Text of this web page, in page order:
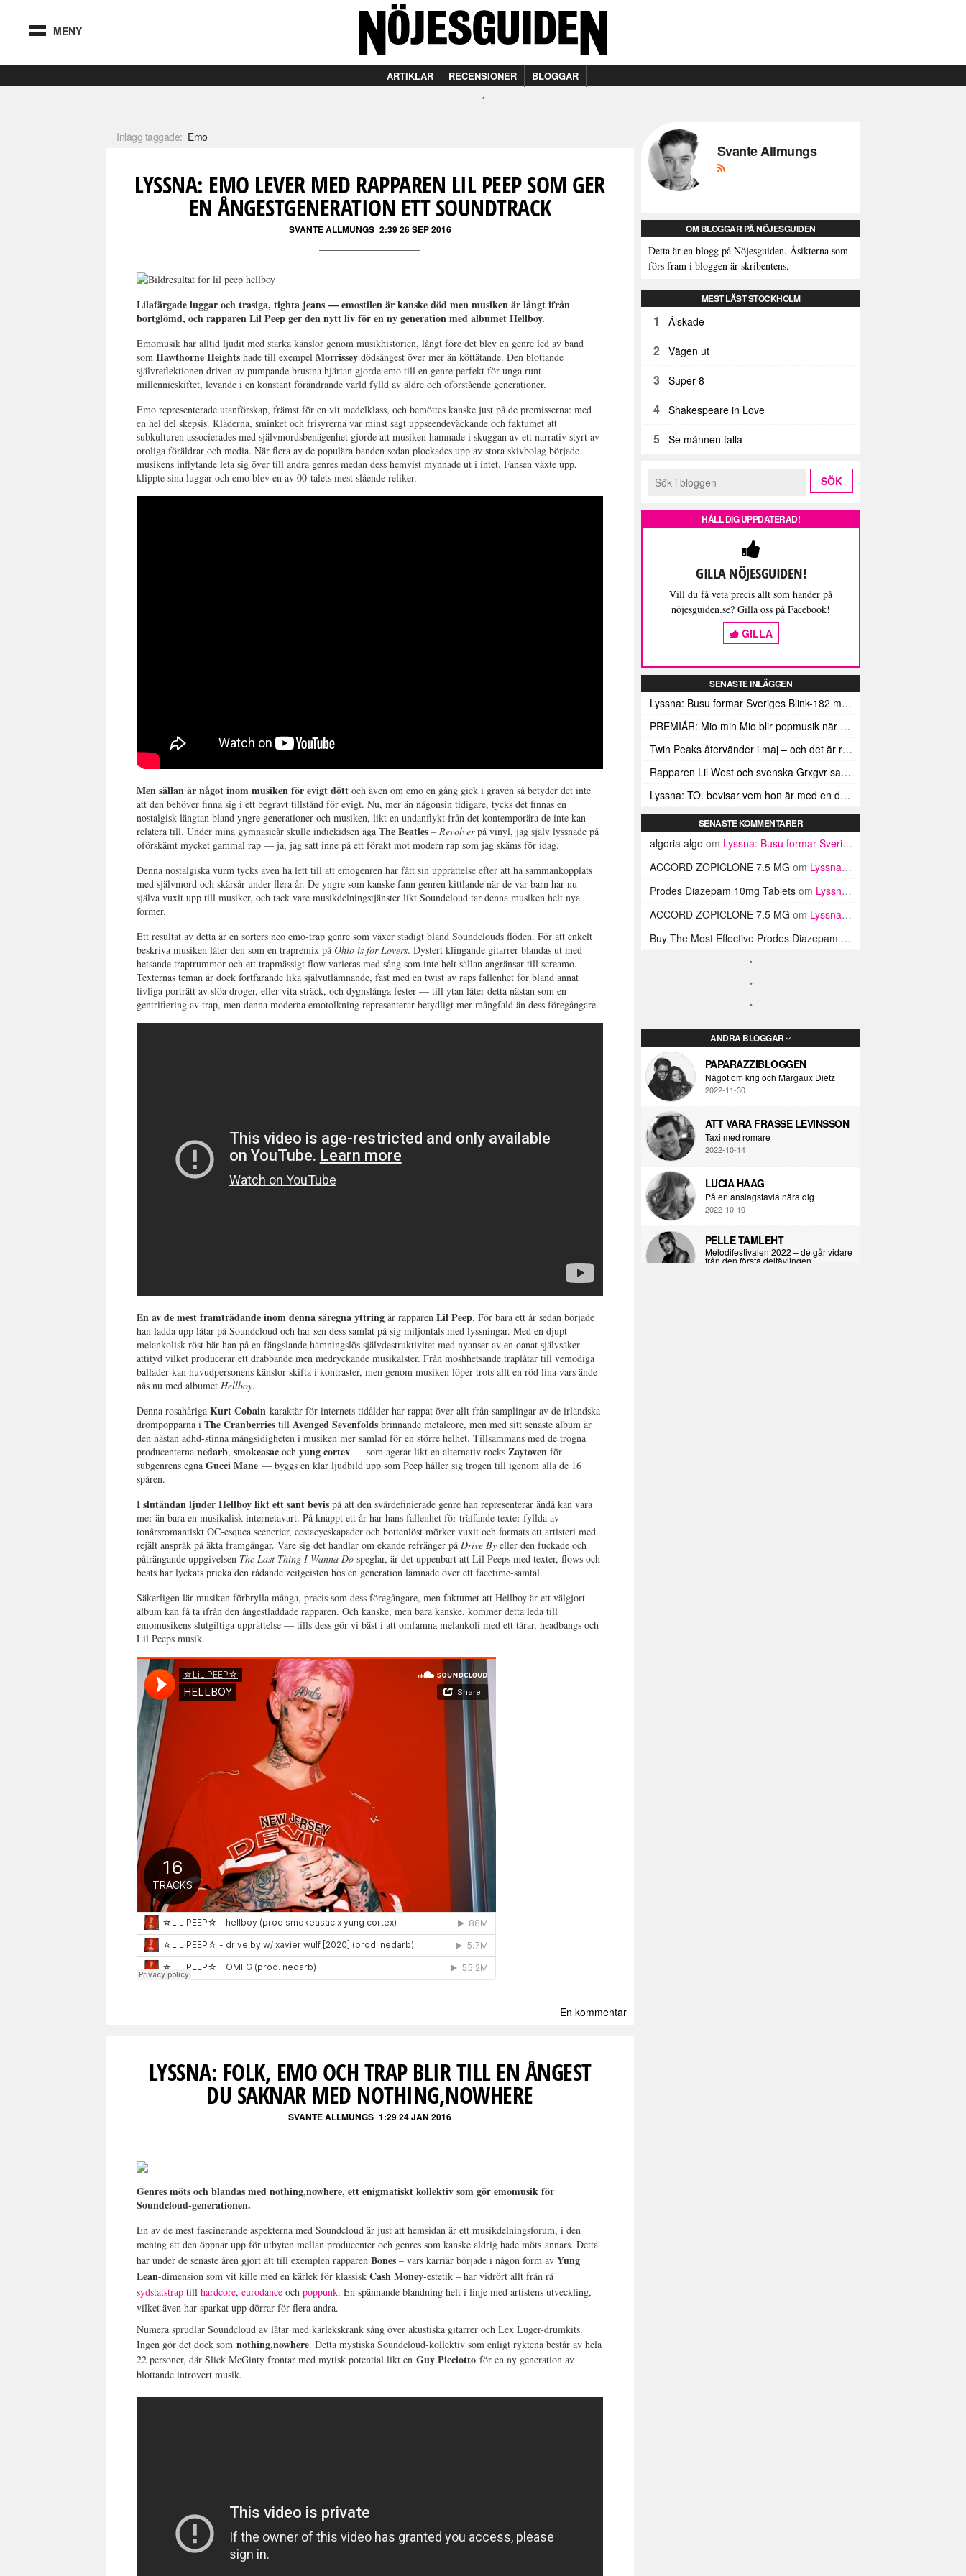
MENY
ARTIKLAR RECENSIONER BLOGGAR
Inlägg taggade: Emo
LYSSNA: EMO LEVER MED RAPPAREN LIL PEEP SOM GER
EN ÅNGESTGENERATION ETT SOUNDTRACK
SVANTE ALLMUNGS 2:39 26 SEP 2016
Lilafärgade luggar och trasiga, tighta jeans — emostilen är kanske död men musiken är långt ifrån
bortglömd, och rapparen Lil Peep ger den nytt liv för en ny generation med albumet Hellboy.
Emomusik har alltid ljudit med starka känslor genom musikhistorien, långt före det blev en genre led av band
somHawthorne Heights hade till exempelMorrissey dödsångest över mer än köttätande. Den blottande
självreflektionen driven av pumpande brustna hjärtan gjorde emo till en genre perfekt för unga runt
millennieskiftet, levande i en konstant förändrande värld fylld av äldre och oförstående generationer.
Emo representerade utanförskap, främst för en vit medelklass, och bemöttes kanske just på de premisserna: med
en hel del skepsis. Kläderna, sminket och frisyrerna var minst sagt uppseendeväckande och faktumet att
subkulturen associerades med självmordsbenägenhet gjorde att musiken hamnade i skuggan av ett narrativ styrt av
oroliga föräldrar och media. När flera av de populära banden sedan plockades upp av stora skivbolag började
musikens inflytande leta sig över till andra genres medan dess hemvist mynnade ut i intet. Fansen växte upp,
klippte sina luggar och emo blev en av 00-talets mest slående reliker.
Men sällan är något inom musiken för evigt dött och även om emo en gång gick i graven så betyder det inte
att den behöver finna sig i ett begravt tillstånd för evigt. Nu, mer än någonsin tidigare, tycks det finnas en
nostalgisk längtan bland yngre generationer och musiken, likt en undanflykt från det kontemporära de inte kan
relatera till. Under mina gymnasieår skulle indiekidsen ägaThe Beatles –Revolverpå vinyl, jag själv lyssnade på
oförskämt mycket gammal rap— ja, jag satt inne på ett förakt mot modern rap som jag skäms för idag.
Denna nostalgiska vurm tycks även ha lett till att emogenren har fått sin upprättelse efter att ha sammankopplats
med självmord och skärsår under flera år. De yngre som kanske fann genren kittlande när de var barn har nu
själva vuxit upp till musiker, och tack vare musikdelningstjänster likt Soundcloud tar denna musiken helt nya
former.
Ett resultat av detta är en sorters neo emo-trap genre som växer stadigt bland Soundclouds flöden. För att enkelt
beskriva musiken låter den som en trapremix påOhio is for Lovers. Dystert klingande gitarrer blandas ut med
hetsande traptrummor och ett trapmässigt flow varieras med sång som inte helt sällan angränsar till screamo.
Texternas teman är dock fortfarande lika självutlämnande, fast med en twist av raps fallenhet för bland annat
livliga porträtt av slöa droger, eller vita sträck, och dygnslånga fester— till ytan låter detta nästan som en
gentrifiering av trap, men denna moderna emotolkning representerar betydligt mer mångfald än dess föregångare.
En av de mest framträdande inom denna säregna yttring är rapparenLil Peep. För bara ett år sedan började
han ladda upp låtar på Soundcloud och har sen dess samlat på sig miljontals med lyssningar. Med en djupt
melankolisk röst bär han på en fängslande hämningslös självdestruktivitet med nyanser av en oanat självsäker
attityd vilket producerar ett drabbande men medryckande musikalster. Från moshhetsande traplåtar till vemodiga
ballader kan huvudpersonens känslor skifta i kontraster, men genom musiken löper trots allt en röd lina vars ände
nås nu med albumetHellboy.
Denna rosahårigaKurt Cobain-karaktär för internets tidålder har rappat över allt från samplingar av de irländska
drömpopparna iThe Cranberries tillAvenged Sevenfolds brinnande metalcore, men med sitt senaste album är
den nästan adhd-stinna mångsidigheten i musiken mer samlad för en större helhet. Tillsammans med de trogna
producenternanedarb,smokeasac ochyung cortex — som agerar likt en alternativ rocksZaytoven för
subgenrens egnaGucci Mane — byggs en klar ljudbild upp som Peep håller sig trogen till igenom alla de 16
spåren.
I slutändan ljuder Hellboy likt ett sant bevis på att den svårdefinierade genre han representerar ändå kan vara
mer än bara en musikalisk internetavart. På knappt ett år har hans fallenhet för träffande texter fyllda av
tonårsromantiskt OC-esquea scenerier, ecstacyeskapader och bottenlöst mörker vuxit och formats ett artisteri med
rejält anspråk på äkta framgångar. Vare sig det handlar om ekande refränger påDrive By eller den fuckade och
påträngande uppgivelsen The Last Thing I Wanna Do speglar, är det uppenbart att Lil Peeps med texter, flows och
beats har lyckats pricka den rådande zeitgeisten hos en generation lämnade över ett facetime-samtal.
Säkerligen lär musiken förbrylla många, precis som dess föregångare, men faktumet att Hellboy är ett välgjort
album kan få ta ifrån den ångestladdade rapparen. Och kanske, men bara kanske, kommer detta leda till
emomusikens slutgiltiga upprättelse— tills dess gör vi bäst i att omfamna melankoli med ett tårar, headbangs och
Lil Peeps musik.
En kommentar
LYSSNA: FOLK, EMO OCH TRAP BLIR TILL EN ÅNGEST
DU SAKNAR MED NOTHING,NOWHERE
SVANTE ALLMUNGS 1:29 24 JAN 2016
Genres möts och blandas med nothing,nowhere, ett enigmatiskt kollektiv som gör emomusik för
Soundcloud-generationen.
En av de mest fascinerande aspekterna med Soundcloud är just att hemsidan är ett musikdelningsforum, i den
mening att den öppnar upp för utbyten mellan producenter och genres som kanske aldrig hade möts annars. Detta
har under de senaste åren gjort att till exemplen rapparenBones – vars karriär började i någon form avYung
Lean-dimension som vit kille med en kärlek för klassiskCash Money-estetik – har vidrört allt från rå
sydstatstrap tillhardcore,eurodance ochpoppunk. En spännande blandning helt i linje med artistens utveckling,
vilket även har sparkat upp dörrar för flera andra.
Numera sprudlar Soundcloud av låtar med kärlekskrank sång över akustiska gitarrer och Lex Luger-drumkits.
Ingen gör det dock somnothing,nowhere. Detta mystiska Soundcloud-kollektiv som enligt ryktena består av hela
22 personer, där Slick McGinty frontar med mytisk potential likt enGuy Picciotto för en ny generation av
blottande introvert musik.
Svante Allmungs
OM BLOGGAR PÅ NÖJESGUIDEN
Detta är en blogg på Nöjesguiden. Åsikterna som
förs fram i bloggen är skribentens.
MEST LÄST STOCKHOLM
1 Älskade
2 Vägen ut
3 Super 8
4 Shakespeare in Love
5 Se männen falla
HÅLL DIG UPPDATERAD!
GILLA NÖJESGUIDEN!
Vill du få veta precis allt som händer på
nöjesguiden.se? Gilla oss på Facebook!
GILLA
SENASTE INLÄGGEN
Lyssna: Busu formar Sveriges Blink-182 med sin nya pop-punk-rap-låt
PREMIÄR: Mio min Mio blir popmusik när Ungdom släpper sin debutvideo
Twin Peaks återvänder i maj – och det är rena heroinet enligt Showtimes boss
Rapparen Lil West och svenska Grxgvr samarbetar på den egensinniga bangern Lie To You
Lyssna: TO. bevisar vem hon är med en debut gjord för framtiden
SENASTE KOMMENTARER
algoria algo om Lyssna: Busu formar Sveriges Blink-182 med sin nya pop-punk-rap-låt
ACCORD ZOPICLONE 7.5 MG om Lyssna: Busu formar Sveriges Blink-182 med sin nya pop-punk-rap-låt
Prodes Diazepam 10mg Tablets om Lyssna: Busu formar Sveriges Blink-182 med sin nya pop-punk-rap-låt
ACCORD ZOPICLONE 7.5 MG om Lyssna: Busu formar Sveriges Blink-182 med sin nya pop-punk-rap-låt
Buy The Most Effective Prodes Diazepam Tablets In UK
ANDRA BLOGGAR
PAPARAZZIBLOGGEN
Något om krig och Margaux Dietz
2022-11-30
ATT VARA FRASSE LEVINSSON
Taxi med romare
2022-10-14
LUCIA HAAG
På en anslagstavla nära dig
2022-10-10
PELLE TAMLEHT
Melodifestivalen 2022 – de går vidare
från den första deltävlingen